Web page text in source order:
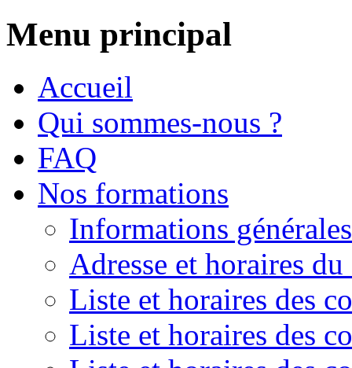
Menu principal
Accueil
Qui sommes-nous ?
FAQ
Nos formations
Informations générales
Adresse et horaires du
Liste et horaires des
Liste et horaires des